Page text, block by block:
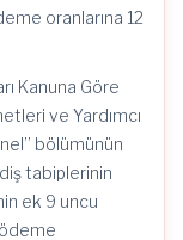
oranlarına 12
Kanuna Göre
ve Yardımcı
bölümünün
tabiplerinin
ek 9 uncu